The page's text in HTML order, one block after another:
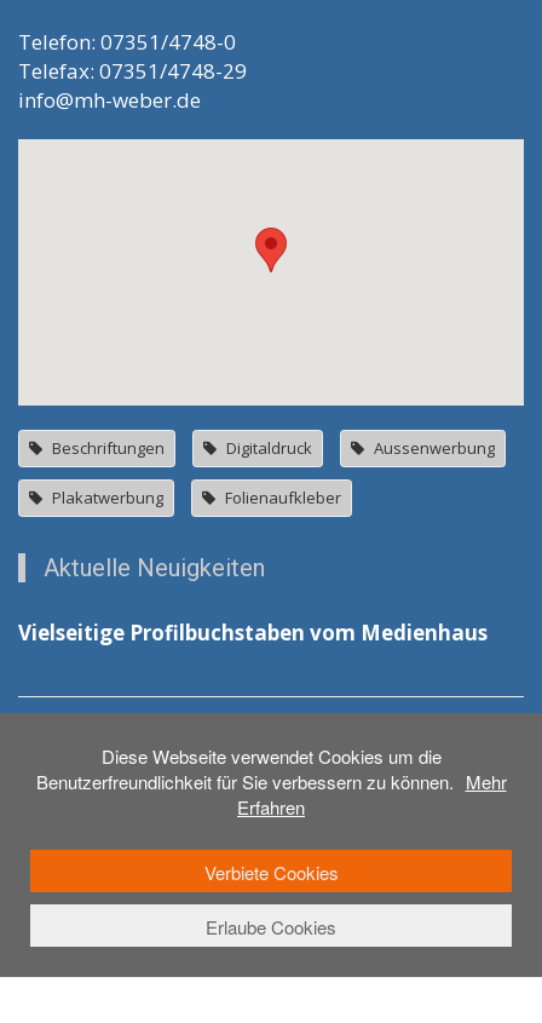
Diese Webseite verwendet Cookies um die
Benutzerfreundlichkeit für Sie verbessern zu können. Mehr
Erfahren
Verbiete Cookies
Erlaube Cookies
Telefon: 07351/4748-0
Telefax: 07351/4748-29
info@mh-weber.de
Beschriftungen Digitaldruck Aussenwerbung
Plakatwerbung Folienaufkleber
Aktuelle Neuigkeiten
Vielseitige Profilbuchstaben vom Medienhaus
Neue Schilder für das DRK in Laupheim
© 2026 - Medienhaus Weber GmbH
Beschriftungen
Druck & Werbetechnik